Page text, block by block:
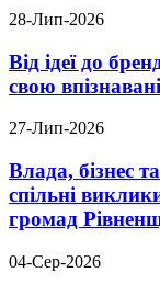
28-Лип-2026
Від ідеї до
свою
27-Лип-2026
Влада, бізнес
спільні
громад
04-Сер-2026